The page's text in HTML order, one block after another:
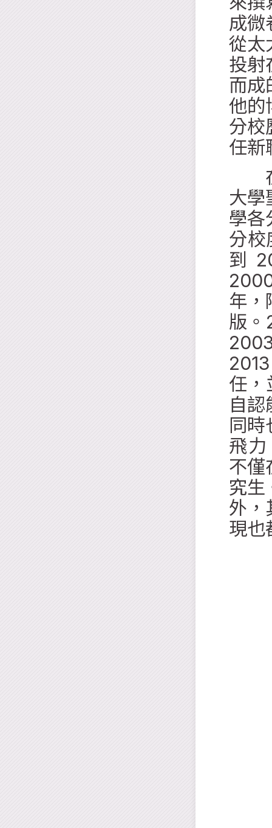
成微
從太
投射
而成
他的
分校
任新
在
大學
學各
分校
到
年，
版。
任，
自
同
飛
不僅
究生
外，
現也